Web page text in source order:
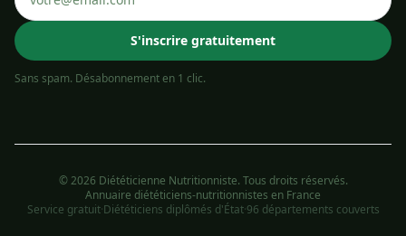
S'inscrire gratuitement
Sans spam. Désabonnement en 1 clic.
© 2026 Diététicienne Nutritionniste. Tous droits réservés.
Annuaire diététiciens-nutritionnistes en France
Service gratuit·Diététiciens diplômés d'État·96 départements couverts